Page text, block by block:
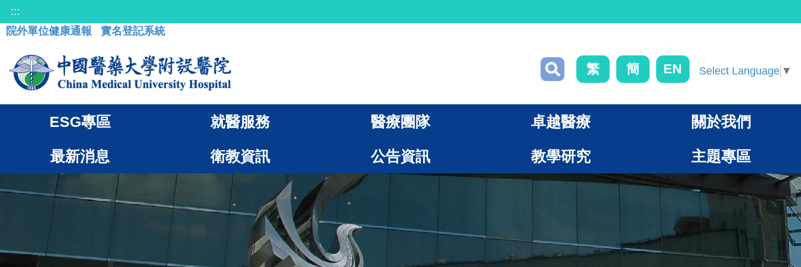
:::
院外單位健康通報
實名登記系統
繁 簡 EN Select Language ▼
ESG專區 就醫服務 醫療團隊 卓越醫療 關於我們
最新消息 衛教資訊 公告資訊 教學研究 主題專區